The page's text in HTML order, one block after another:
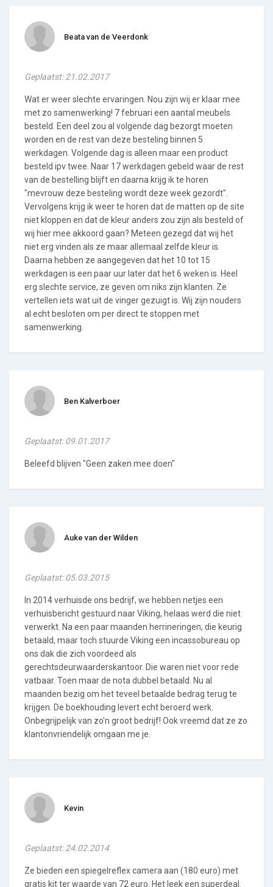
Beata van de Veerdonk
Geplaatst: 21.02.2017
Wat er weer slechte ervaringen. Nou zijn wij er klaar mee
met zo samenwerking! 7 februari een aantal meubels
besteld. Een deel zou al volgende dag bezorgt moeten
worden en de rest van deze besteling binnen 5
werkdagen. Volgende dag is alleen maar een product
besteld ipv twee. Naar 17 werkdagen gebeld waar de rest
van de bestelling blijft en daarna krijg ik te horen
"mevrouw deze besteling wordt deze week gezordt".
Vervolgens krijg ik weer te horen dat de matten op de site
niet kloppen en dat de kleur anders zou zijn als besteld of
wij hier mee akkoord gaan? Meteen gezegd dat wij het
niet erg vinden als ze maar allemaal zelfde kleur is.
Daarna hebben ze aangegeven dat het 10 tot 15
werkdagen is een paar uur later dat het 6 weken is. Heel
erg slechte service, ze geven om niks zijn klanten. Ze
vertellen iets wat uit de vinger gezuigt is. Wij zijn nouders
al echt besloten om per direct te stoppen met
samenwerking.
Ben Kalverboer
Geplaatst: 09.01.2017
Beleefd blijven "Geen zaken mee doen"
Auke van der Wilden
Geplaatst: 05.03.2015
In 2014 verhuisde ons bedrijf, we hebben netjes een
verhuisbericht gestuurd naar Viking, helaas werd die niet
verwerkt. Na een paar maanden herrineringen, die keurig
betaald, maar toch stuurde Viking een incassobureau op
ons dak die zich voordeed als
gerechtsdeurwaarderskantoor. Die waren niet voor rede
vatbaar. Toen maar de nota dubbel betaald. Nu al
maanden bezig om het teveel betaalde bedrag terug te
krijgen. De boekhouding levert echt beroerd werk.
Onbegrijpelijk van zo'n groot bedrijf! Ook vreemd dat ze zo
klantonvriendelijk omgaan me je.
Kevin
Geplaatst: 24.02.2014
Ze bieden een spiegelreflex camera aan (180 euro) met
gratis kit ter waarde van 72 euro. Het leek een superdeal.